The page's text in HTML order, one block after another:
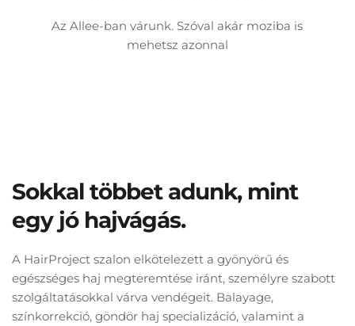
Az Allee-ban várunk. Szóval akár moziba is
mehetsz azonnal
Sokkal többet adunk, mint
egy jó hajvágás.
A HairProject szalon elkötelezett a gyönyörű és
egészséges haj megteremtése iránt, személyre szabott
szolgáltatásokkal várva vendégeit. Balayage,
színkorrekció, göndör haj specializáció, valamint a